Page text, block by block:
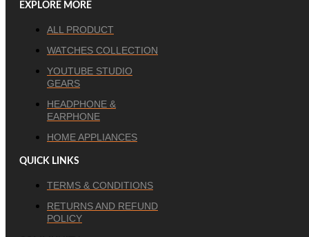
EXPLORE MORE
ALL PRODUCT
WATCHES COLLECTION
YOUTUBE STUDIO
GEARS
HEADPHONE &
EARPHONE
HOME APPLIANCES
QUICK LINKS
TERMS & CONDITIONS
RETURNS AND REFUND
POLICY